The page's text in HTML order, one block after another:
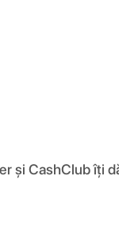
și CashClub îți